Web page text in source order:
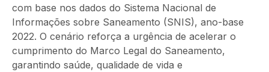
com base nos dados do Sistema Nacional de
Informações sobre Saneamento (SNIS), ano-base
2022. O cenário reforça a urgência de acelerar o
cumprimento do Marco Legal do Saneamento,
garantindo saúde, qualidade de vida e